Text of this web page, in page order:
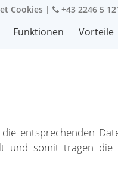
Cookies | +43 2246 5
Funktionen Vorteile
entsprechenden
und somit tragen